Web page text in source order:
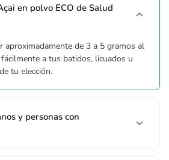
seco y protegido de la luz solar.
frutos secos. Consumir
ver lateral del envase.
en polvo ECO de Salud
aproximadamente de 3 a 5 gramos al
a tus batidos, licuados u
tu elección.
y personas con